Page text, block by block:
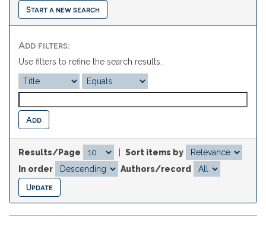
Start a new search
Add filters:
Use filters to refine the search results.
Results/Page
Sort items by
In order
Authors/record